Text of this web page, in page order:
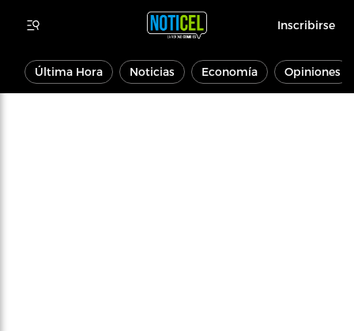
Inscribirse
Última Hora Noticias Economía Opiniones